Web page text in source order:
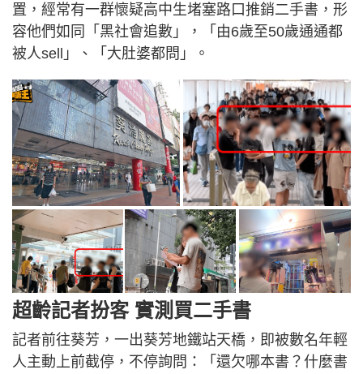
置，經常有一群懷疑高中生堵塞路口推銷二手書，形
容他們如同「黑社會追數」，「由6歲至50歲通通都
被人sell」、「大肚婆都問」。
超齡記者扮客 實測買二手書
記者前往葵芳，一出葵芳地鐵站天橋，即被數名年輕
人主動上前截停，不停詢問：「還欠哪本書？什麼書